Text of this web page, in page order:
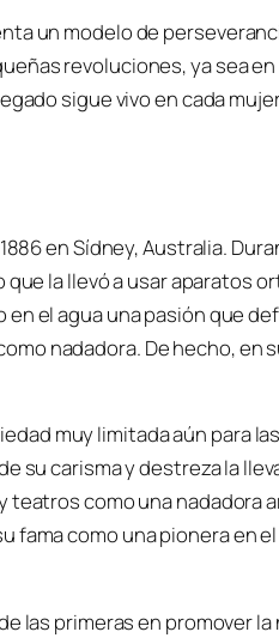
un modelo de
revoluciones, ya sea
sigue vivo en cada
en Sídney, Australia.
la llevó a usar aparatos
el agua una pasión que
nadadora. De hecho, en
muy limitada aún para
su carisma y destreza la
como una nadadora
fama como una pionera en
las primeras en promover